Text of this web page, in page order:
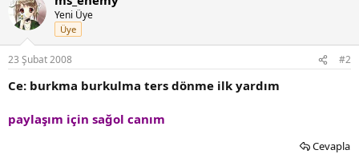
Yeni Üye
Üye
23 Şubat 2008 #2
Ce: burkma burkulma ters dönme ilk yardım
paylaşım için sağol canım
Cevapla